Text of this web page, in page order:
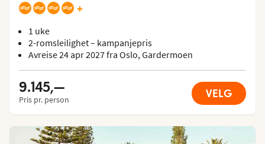
+
1 uke
2-romsleilighet – kampanjepris
Avreise 24 apr 2027 fra Oslo, Gardermoen
9.145,—
Pris pr. person VELG